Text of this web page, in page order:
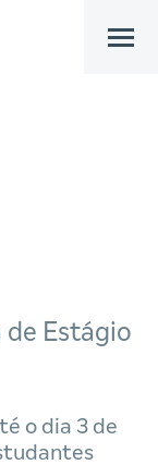
bar
de Estágio
o dia 3 de